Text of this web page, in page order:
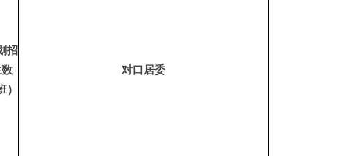
招
）
对口居委